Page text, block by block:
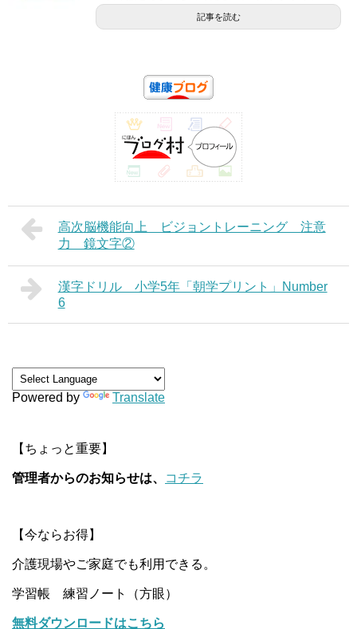
記事を読む
高次脳機能向上 ビジョントレーニング 注意
力 鏡文字②
漢字ドリル 小学5年「朝学プリント」Number
6
Powered by Translate
【ちょっと重要】
管理者からのお知らせは、 コチラ
【今ならお得】
介護現場やご家庭でも利用できる。
学習帳 練習ノート（方眼）
無料ダウンロードはこちら